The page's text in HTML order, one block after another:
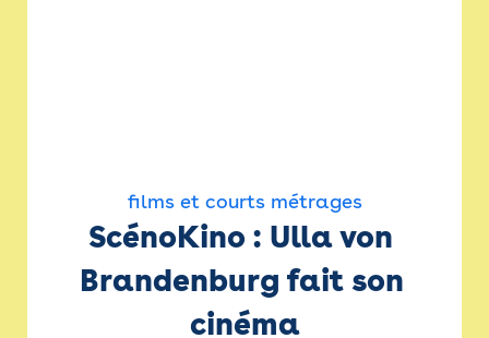
films et courts métrages
ScénoKino : Ulla von
Brandenburg fait son
cinéma